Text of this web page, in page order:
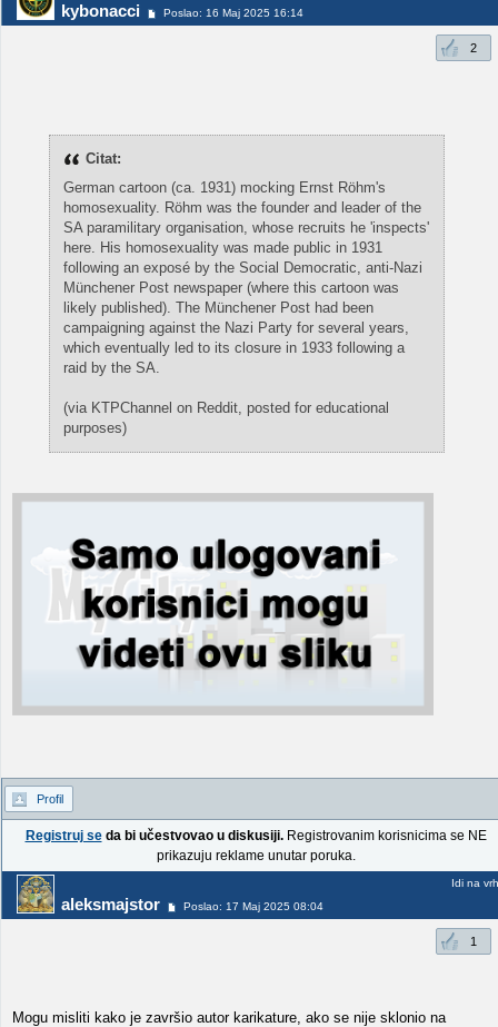
kybonacci Poslao: 16 Maj 2025 16:14
2
Citat:
German cartoon (ca. 1931) mocking Ernst Röhm's
homosexuality. Röhm was the founder and leader of the
SA paramilitary organisation, whose recruits he 'inspects'
here. His homosexuality was made public in 1931
following an exposé by the Social Democratic, anti-Nazi
Münchener Post newspaper (where this cartoon was
likely published). The Münchener Post had been
campaigning against the Nazi Party for several years,
which eventually led to its closure in 1933 following a
raid by the SA.
(via KTPChannel on Reddit, posted for educational
purposes)
Profil
Registruj seda bi učestvovao u diskusiji.Registrovanim korisnicima se NE
prikazuju reklame unutar poruka.
aleksmajstor Poslao: 17 Maj 2025 08:04
Idi na vrh
1
Mogu misliti kako je završio autor karikature, ako se nije sklonio na